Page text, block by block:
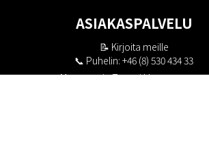
ASIAKASPALVELU
📝 Kirjoita meille
📞 Puhelin: +46 (8) 530 434 33
Maanantai - Torstai klo 10.00 - 17.00